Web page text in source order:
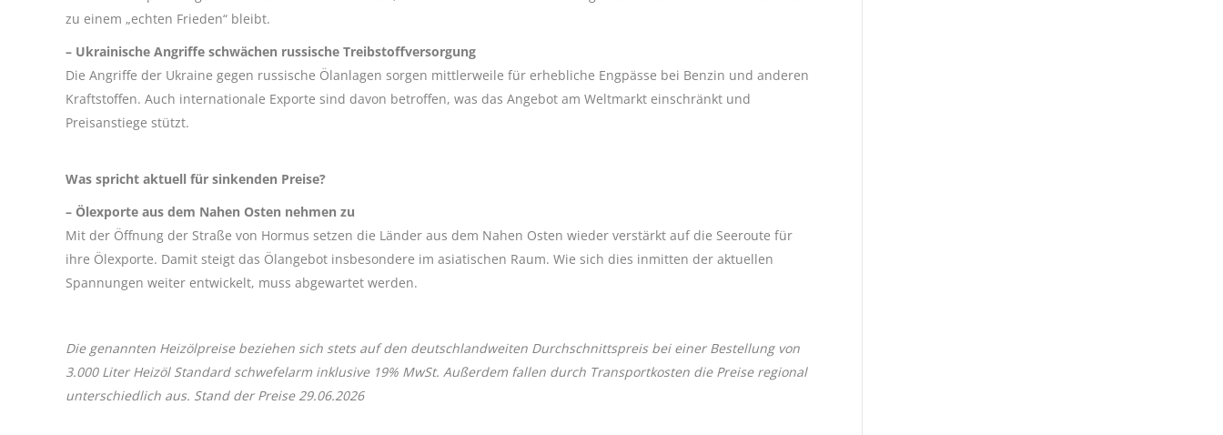
zu einem „echten Frieden“ bleibt.
– Ukrainische Angriffe schwächen russische Treibstoffversorgung
Die Angriffe der Ukraine gegen russische Ölanlagen sorgen mittlerweile für erhebliche Engpässe bei Benzin und anderen
Kraftstoffen. Auch internationale Exporte sind davon betroffen, was das Angebot am Weltmarkt einschränkt und
Preisanstiege stützt.
Was spricht aktuell für sinkenden Preise?
– Ölexporte aus dem Nahen Osten nehmen zu
Mit der Öffnung der Straße von Hormus setzen die Länder aus dem Nahen Osten wieder verstärkt auf die Seeroute für
ihre Ölexporte. Damit steigt das Ölangebot insbesondere im asiatischen Raum. Wie sich dies inmitten der aktuellen
Spannungen weiter entwickelt, muss abgewartet werden.
Die genannten Heizölpreise beziehen sich stets auf den deutschlandweiten Durchschnittspreis bei einer Bestellung von
3.000 Liter Heizöl Standard schwefelarm inklusive 19% MwSt. Außerdem fallen durch Transportkosten die Preise regional
unterschiedlich aus. Stand der Preise 29.06.2026